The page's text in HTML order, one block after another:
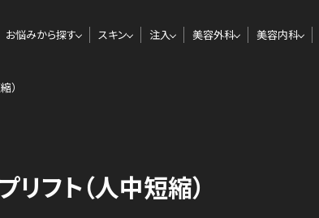
お悩みから探す スキン 注入 美容外科 美容内科
）
リフト（人中短縮）